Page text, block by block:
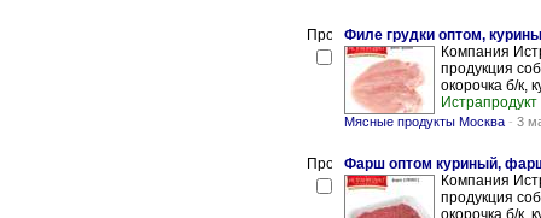
Филе грудки оптом,
Компания
продукция
окорочка б/к,
Истрапродукт
Мясные продукты Москва - 3
Фарш оптом куриный,
Компания
продукция
окорочка б/к,